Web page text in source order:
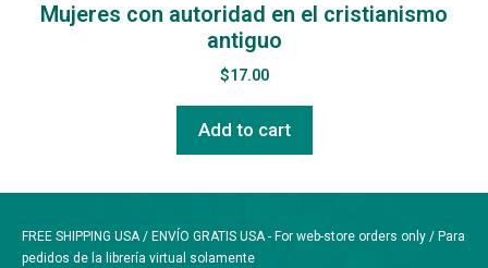
Mujeres con autoridad en el cristianismo
antiguo
$17.00
Add to cart
FREE SHIPPING USA / ENVÍO GRATIS USA - For web-store orders only / Para
pedidos de la librería virtual solamente